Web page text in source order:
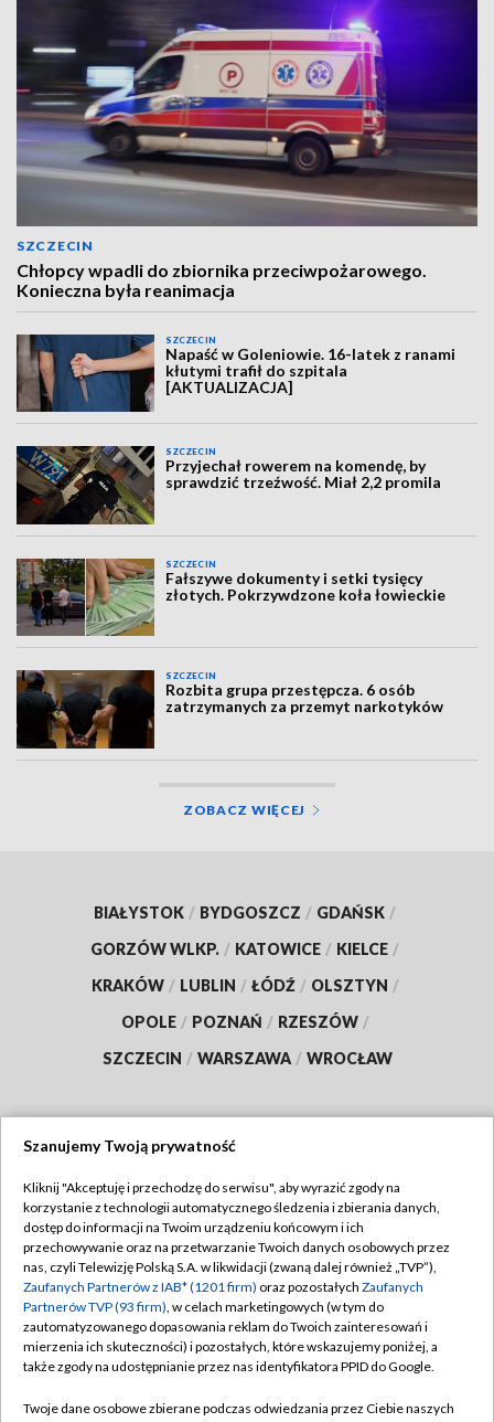
SZCZECIN
Chłopcy wpadli do zbiornika przeciwpożarowego.
Konieczna była reanimacja
SZCZECIN
Napaść w Goleniowie. 16-latek z ranami
kłutymi trafił do szpitala
[AKTUALIZACJA]
SZCZECIN
Przyjechał rowerem na komendę, by
sprawdzić trzeźwość. Miał 2,2 promila
SZCZECIN
Fałszywe dokumenty i setki tysięcy
złotych. Pokrzywdzone koła łowieckie
SZCZECIN
Rozbita grupa przestępcza. 6 osób
zatrzymanych za przemyt narkotyków
ZOBACZ WIĘCEJ
BIAŁYSTOK / BYDGOSZCZ / GDAŃSK /
GORZÓW WLKP. / KATOWICE / KIELCE /
KRAKÓW / LUBLIN / ŁÓDŹ / OLSZTYN /
OPOLE / POZNAŃ / RZESZÓW /
SZCZECIN / WARSZAWA / WROCŁAW
TVP
Abonament TVP
Emisja w TVP
Centrum informacji TVP
Naziemna Telewizja Cyfrowa
Regulamin TVP
Polityka prywatności
Moje zgody
Pomoc
Szanujemy Twoją prywatność
Kliknij "Akceptuję i przechodzę do serwisu", aby wyrazić zgody na
korzystanie z technologii automatycznego śledzenia i zbierania danych,
dostęp do informacji na Twoim urządzeniu końcowym i ich
przechowywanie oraz na przetwarzanie Twoich danych osobowych przez
nas, czyli Telewizję Polską S.A. w likwidacji (zwaną dalej również „TVP”),
Zaufanych Partnerów z IAB* (1201 firm) oraz pozostałych Zaufanych
Partnerów TVP (93 firm), w celach marketingowych (w tym do
zautomatyzowanego dopasowania reklam do Twoich zainteresowań i
mierzenia ich skuteczności) i pozostałych, które wskazujemy poniżej, a
także zgody na udostępnianie przez nas identyfikatora PPID do Google.
Twoje dane osobowe zbierane podczas odwiedzania przez Ciebie naszych